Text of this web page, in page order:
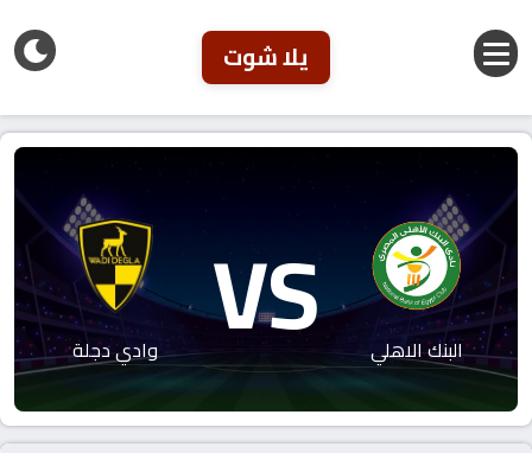
يلا شوت
البنك الاهلي VS وادي دجلة